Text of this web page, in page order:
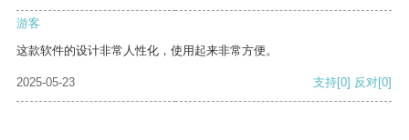
游客
这款软件的设计非常人性化，使用起来非常方便。
2025-05-23 支持[0] 反对[0]